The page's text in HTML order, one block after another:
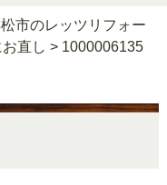
市のレッツリフォー
直し > 1000006135